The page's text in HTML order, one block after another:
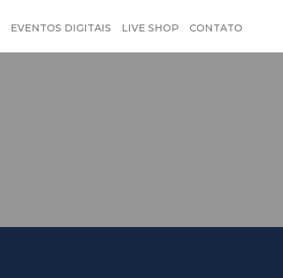
EVENTOS DIGITAIS LIVE SHOP CONTATO